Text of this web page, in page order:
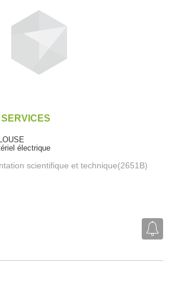
électrique
scientifique et technique(2651B)